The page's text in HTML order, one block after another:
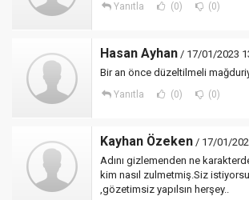
Yanıtla (0) (0)
Hasan Ayhan / 17/01/2023
Bir an önce düzeltilmeli
Yanıtla (0) (0)
Kayhan Özeken / 17/01/
Adını gizlemenden ne
kim nasıl zulmetmiş.Siz
,gözetimsiz yapılsın herşey..